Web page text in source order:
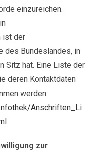
einzureichen.
ist der
des Bundeslandes, in
Sitz hat. Eine Liste der
deren Kontaktdaten
werden:
Anschriften_Li
zur